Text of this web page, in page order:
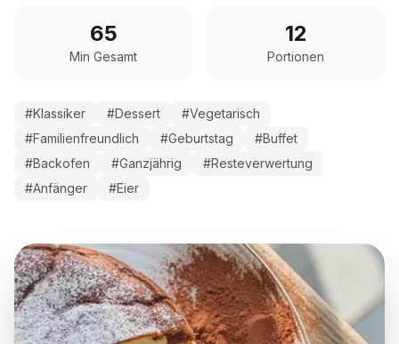
65
Min Gesamt
12
Portionen
#Klassiker #Dessert #Vegetarisch
#Familienfreundlich #Geburtstag #Buffet
#Backofen #Ganzjährig #Resteverwertung
#Anfänger #Eier